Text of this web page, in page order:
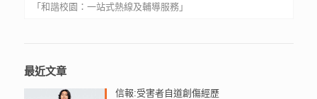
大專院校
「和諧校園：一站式熱線及輔導服務」
Harmonious School: One-Stop Hotline and Counselling
Services
最近文章
信報:受害者自道創傷經歷